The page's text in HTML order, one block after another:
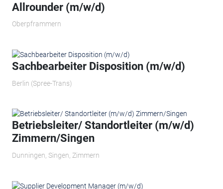
Allrounder (m/w/d)
Oberpframmern
Sachbearbeiter Disposition (m/w/d)
Berlin (Spree-Trans)
Betriebsleiter/ Standortleiter (m/w/d)
Zimmern/Singen
Dunningen, Singen, Zimmern